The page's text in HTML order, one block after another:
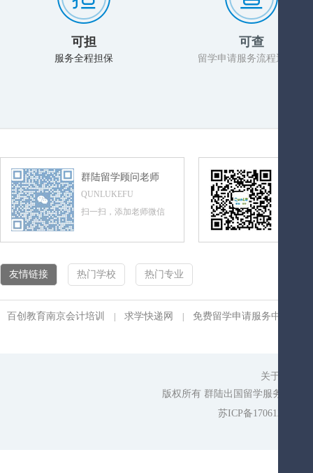
可担
服务全程担保
可查
留学申请服务流程透明化
群陆留学顾问老师
QUNLUKEFU
扫一扫，添加老师微信
友情链接 热门学校 热门专业
百创教育南京会计培训 求学快递网 免费留学申请服务中心
关于我们
版权所有 群陆出国留学服务平台
苏ICP备17061275号-1